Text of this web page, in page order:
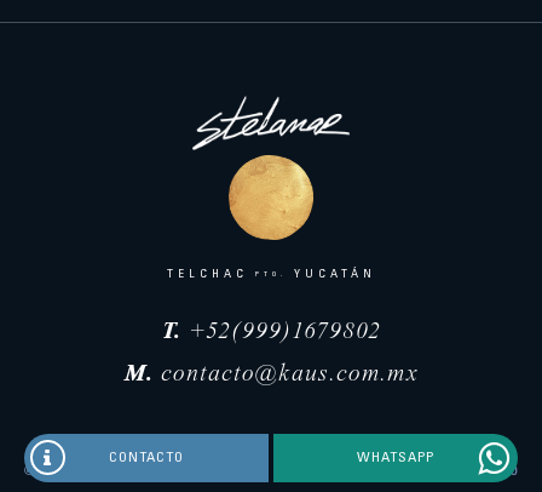
TELCHAC PTO. YUCATÁN
T. +52(999)1679802
M. contacto@kaus.com.mx
©STELAMAR 2026. MANZO
CONTACTO WHATSAPP